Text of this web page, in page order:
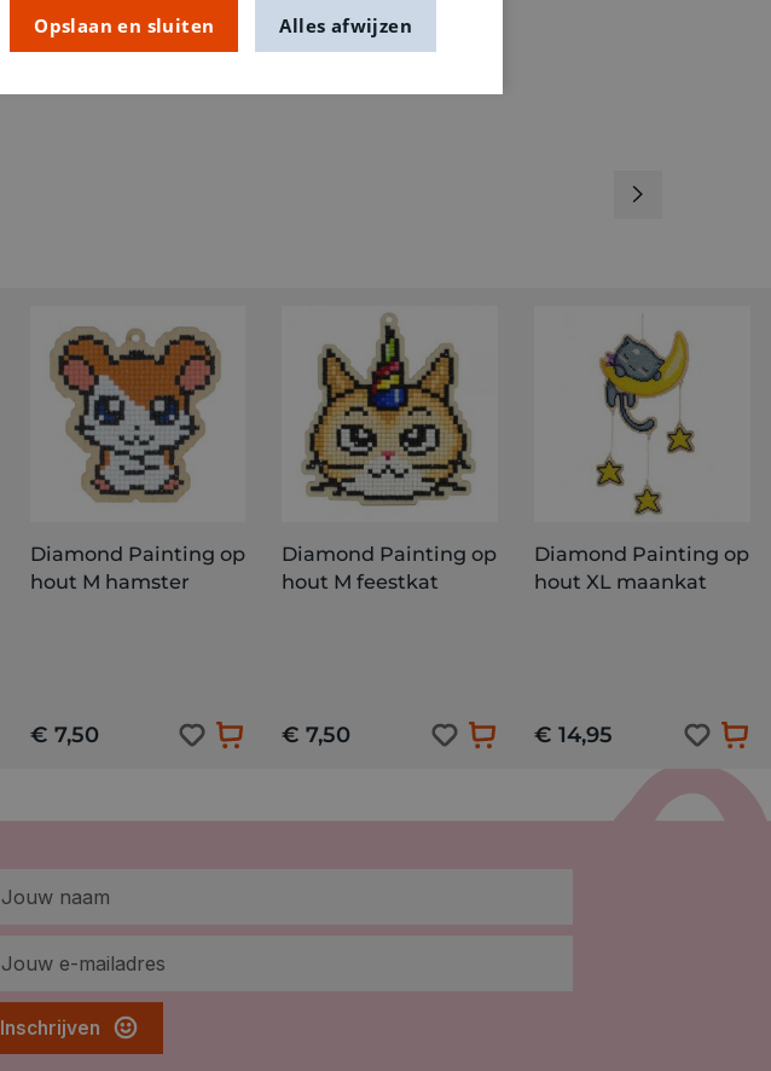
Diamond Painting op
hout M hamster
€ 7,50
Diamond Painting op
hout M feestkat
€ 7,50
Diamond Painting op
hout XL maankat
€ 14,95
Inschrijven
Opslaan en sluiten Alles afwijzen